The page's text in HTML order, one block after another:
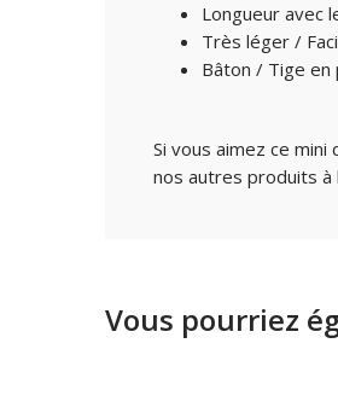
Longueur avec
Très léger /
Bâton / Tige
Si vous aimez ce
nos autres produits à
Vous pourriez